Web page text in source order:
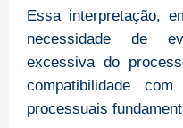
Essa interpretação,
necessidade de
excessiva do
compatibilidade
processuais